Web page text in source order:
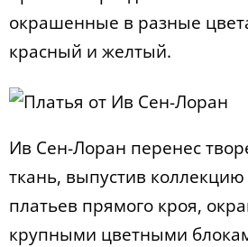
окрашенные в разные
красный и желтый.
Ив Сен-Лоран перенес
ткань, выпустив
платьев прямого кроя,
крупными цветными